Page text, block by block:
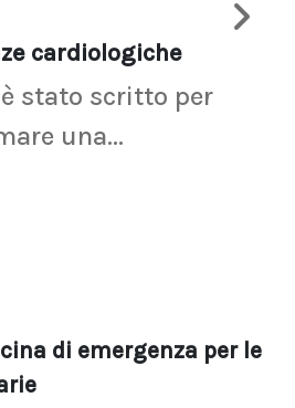
cardiologiche
stato scritto per
una...
di emergenza per le